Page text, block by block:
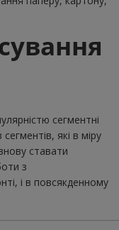
сегментні
які в міру
ставати
з
і в повсякденному